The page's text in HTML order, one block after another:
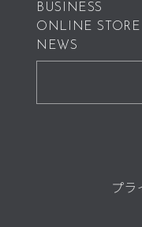
BUSINESS
ONLINE STORE
NEWS
プ